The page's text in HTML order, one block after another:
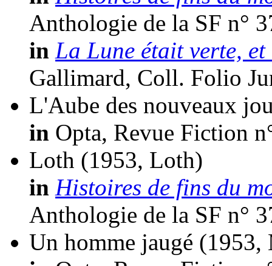
Anthologie de la SF n°
in La Lune était verte,
Gallimard, Coll. Folio
L'Aube des nouveaux
in Opta, Revue Fiction
Loth (1953, Loth)
in Histoires de fins du
Anthologie de la SF n°
Un homme jaugé (1953,